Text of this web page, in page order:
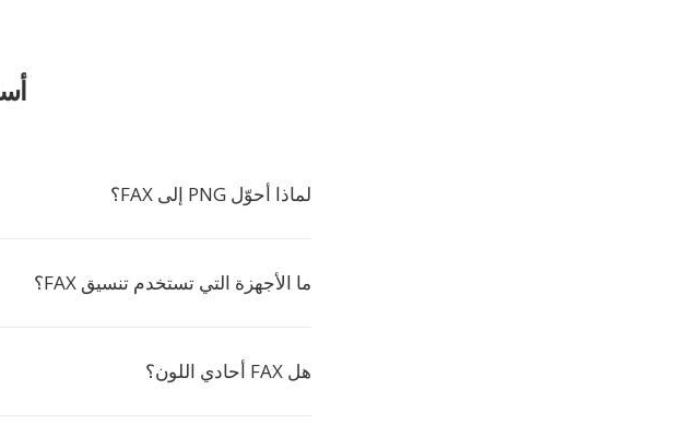
لماذا أحوّل PNG إلى FAX؟
ما الأجهزة التي تستخدم تنسيق FAX؟
هل FAX أحادي اللون؟